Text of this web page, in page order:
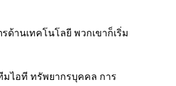
านเทคโนโลยี พวกเขาก็เริ่ม
มไอที ทรัพยากรบุคคล การ